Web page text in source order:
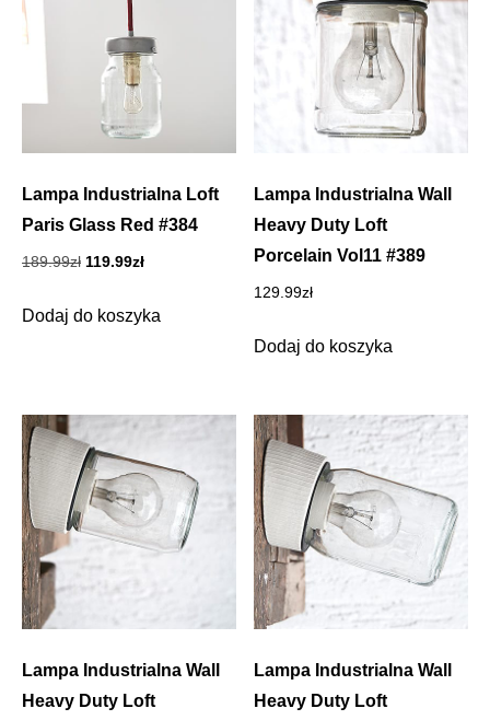
Lampa Industrialna Loft
Paris Glass Red #384
189.99zł Pierwotna
wynosiła:
119.99złAktualna
wynosi:
Dodaj do koszyka
Lampa Industrialna Wall
Heavy Duty Loft
Porcelain Vol11 #389
129.99zł
Dodaj do koszyka
Lampa Industrialna Wall
Heavy Duty Loft
Lampa Industrialna Wall
Heavy Duty Loft